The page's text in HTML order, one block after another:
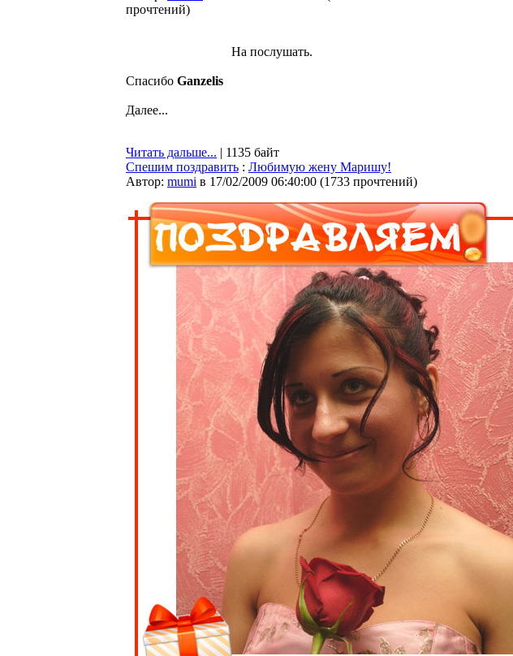
прочтений)
На послушать.
Спасибо Ganzelis
Далее...
Читать дальше... | 1135 байт
Спешим поздравить : Любимую жену Маришу!
Автор: mumi в 17/02/2009 06:40:00 (1733 прочтений)